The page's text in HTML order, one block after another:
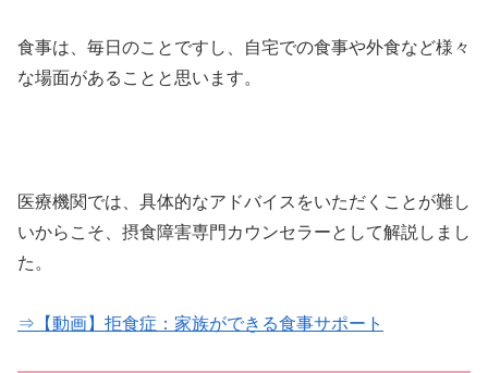
食事は、毎日のことですし、自宅での食事や外食など様々
な場面があることと思います。
医療機関では、具体的なアドバイスをいただくことが難し
いからこそ、摂食障害専門カウンセラーとして解説しまし
た。
⇒【動画】拒食症：家族ができる食事サポート